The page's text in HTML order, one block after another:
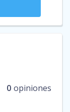
0 opiniones